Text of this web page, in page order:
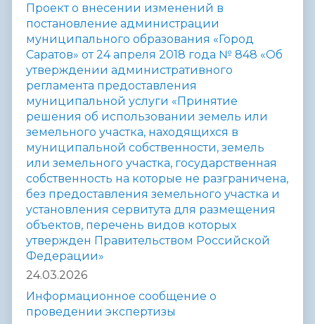
Проект о внесении изменений в
постановление администрации
муниципального образования «Город
Саратов» от 24 апреля 2018 года № 848 «Об
утверждении административного
регламента предоставления
муниципальной услуги «Принятие
решения об использовании земель или
земельного участка, находящихся в
муниципальной собственности, земель
или земельного участка, государственная
собственность на которые не разграничена,
без предоставления земельного участка и
установления сервитута для размещения
объектов, перечень видов которых
утвержден Правительством Российской
Федерации»
24.03.2026
Информационное сообщение о
проведении экспертизы